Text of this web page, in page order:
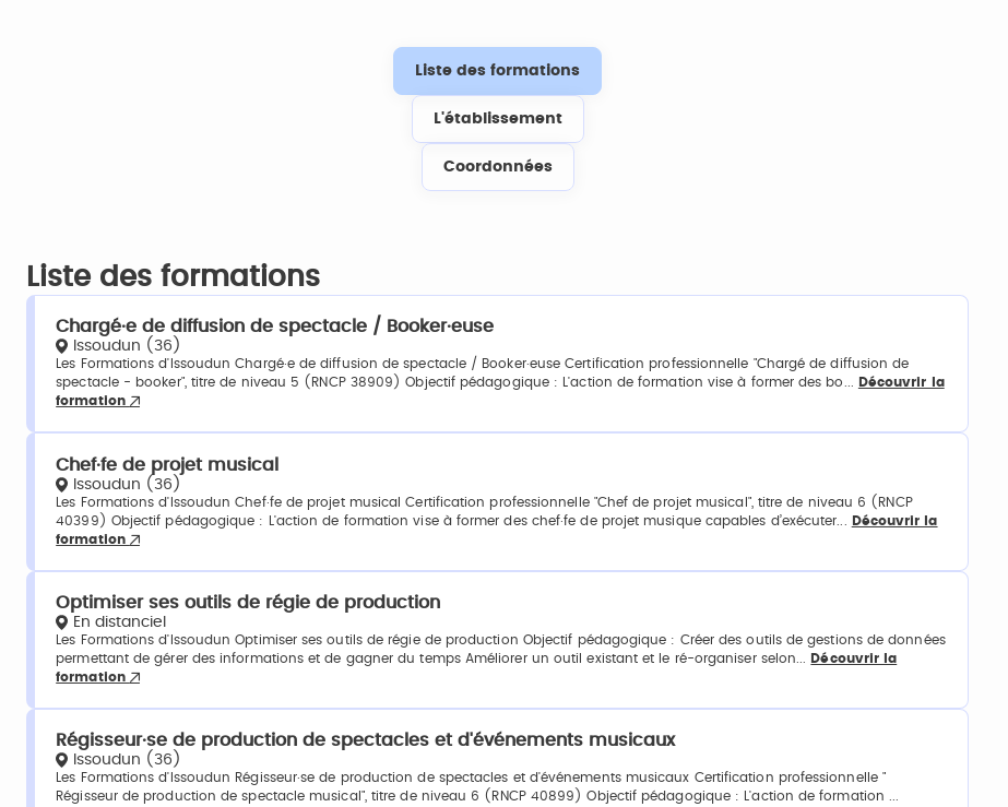
Liste des formations
L'établissement
Coordonnées
Liste des formations
Chargé·e de diffusion de spectacle / Booker·euse
Issoudun (36)
Les Formations d'Issoudun Chargé·e de diffusion de spectacle / Booker·euse Certification professionnelle "Chargé de diffusion de
spectacle - booker", titre de niveau 5 (RNCP 38909) Objectif pédagogique : L'action de formation vise à former des bo...
Découvrir la
formation
Chef·fe de projet musical
Issoudun (36)
Les Formations d'Issoudun Chef·fe de projet musical Certification professionnelle "Chef de projet musical", titre de niveau 6 (RNCP
40399) Objectif pédagogique : L'action de formation vise à former des chef·fe de projet musique capables d’exécuter...
Découvrir la
formation
Optimiser ses outils de régie de production
En distanciel
Les Formations d'Issoudun Optimiser ses outils de régie de production Objectif pédagogique : Créer des outils de gestions de données
permettant de gérer des informations et de gagner du temps Améliorer un outil existant et le ré-organiser selon...
Découvrir la
formation
Régisseur·se de production de spectacles et d'événements musicaux
Issoudun (36)
Les Formations d'Issoudun Régisseur·se de production de spectacles et d'événements musicaux Certification professionnelle "
Régisseur de production de spectacle musical", titre de niveau 6 (RNCP 40899) Objectif pédagogique : L'action de formation ...